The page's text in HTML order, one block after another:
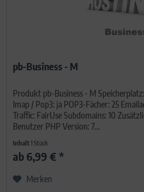
pb-Business - M
Produkt pb-Business - M
Imap / Pop3: ja POP3-Fächer: 25
Traffic: FairUse Subdomains: 10
Benutzer PHP Version: 7...
Inhalt1 Stück
ab 6,99 € *
Merken